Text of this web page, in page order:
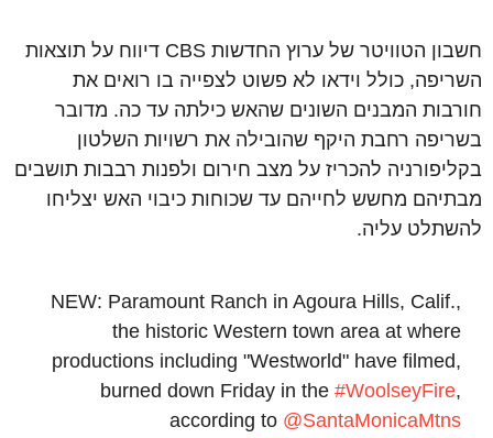
חשבון הטוויטר של ערוץ החדשות CBS דיווח על תוצאות
השריפה, כולל וידאו לא פשוט לצפייה בו רואים את
חורבות המבנים השונים שהאש כילתה עד כה. מדובר
בשריפה רחבת היקף שהובילה את רשויות השלטון
בקליפורניה להכריז על מצב חירום ולפנות רבבות תושבים
מבתיהם מחשש לחייהם עד שכוחות כיבוי האש יצליחו
להשתלט עליה.
NEW: Paramount Ranch in Agoura Hills, Calif.,
the historic Western town area at where
productions including "Westworld" have filmed,
burned down Friday in the #WoolseyFire,
according to @SantaMonicaMtns